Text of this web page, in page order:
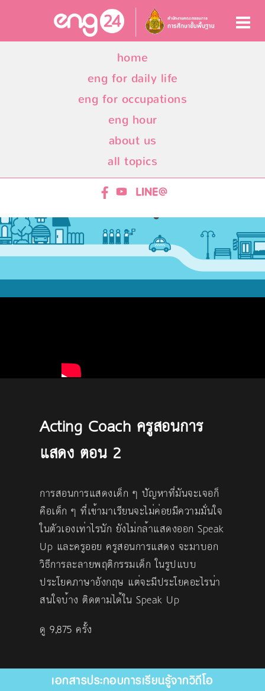
home
eng for daily life
eng for occupations
eng hour
about us
all topics
Acting Coach ครูสอนการ
แสดง ตอน 2
การสอนการแสดงเด็ก ๆ ปัญหาที่มันจะเจอก็
คือเด็ก ๆ ที่เข้ามาเรียนจะไม่ค่อยมีความมั่นใจ
ในตัวเองเท่าไรนัก ยังไม่กล้าแสดงออก Speak
Up และครูออย ครูสอนการแสดง จะมาบอก
วิธีการละลายพฤติกรรมเด็ก ในรูปแบบ
ประโยคภาษาอังกฤษ แต่จะมีประโยคอะไรน่า
สนใจบ้าง ติดตามได้ใน Speak Up
ดู 9,875 ครั้ง
เอกสารประกอบการเรียนรู้จากวิดีโอ